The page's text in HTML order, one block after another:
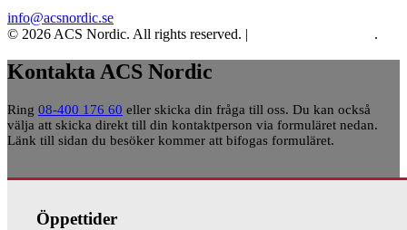
info@acsnordic.se
© 2026 ACS Nordic. All rights reserved. |
.
Kontakta ACS Nordic
Ring 08-400 176 60 eller skicka din fråga till oss. Du kan också
välja att skicka direkt till din kontaktperson via formuläret nedan.
Länk till sidan du besöker kommer att bifogas formuläret.
Öppettider